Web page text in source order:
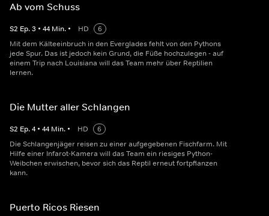
Ab vom Schuss
S2 Ep.3 • 44 Min. • HD
6
Mit dem Kälteeinbruch in den Everglades fehlt von den Pythons
jede Spur. Das ist jedoch kein Grund, die Füße hochzulegen - auf
einem Trip nach Louisiana will das Team mehr über Reptilien
lernen.
Die Mutter aller Schlangen
S2 Ep.4 • 44 Min. • HD
6
Die Schlangenjäger reisen zu einer aufgegebenen Fischfarm. Mit
Hilfe einer Infarot-Kamera will das Team ein riesiges Python-
Weibchen erwischen, bevor sich das Reptil erneut fortpflanzen
kann.
Puerto Ricos Riesen